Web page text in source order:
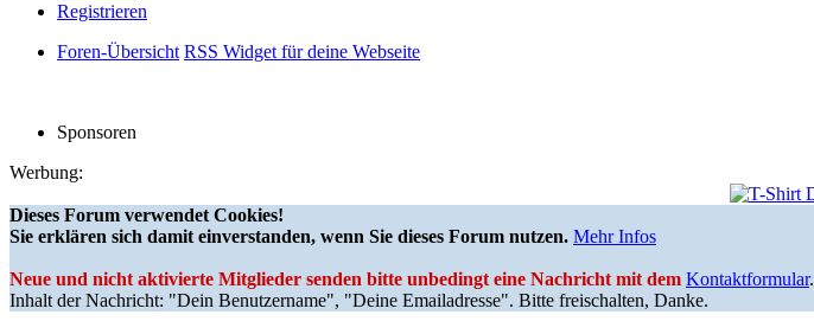
Registrieren
Foren-Übersicht RSS Widget für deine Webseite
Sponsoren
Werbung:
Dieses Forum verwendet Cookies!
Sie erklären sich damit einverstanden, wenn Sie dieses Forum nutzen. Mehr Infos
Neue und nicht aktivierte Mitglieder senden bitte unbedingt eine Nachricht mit dem Kontaktformular.
Inhalt der Nachricht: "Dein Benutzername", "Deine Emailadresse". Bitte freischalten, Danke.